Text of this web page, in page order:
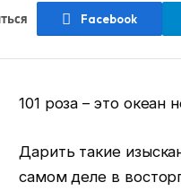
Facebook
101 роза – это океан
Дарить такие
самом деле в